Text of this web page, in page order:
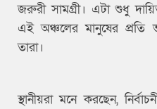
জরুরী সামগ্রী। এটা শুধু
এই অঞ্চলের মানুষের প্রতি
তারা।
স্থানীয়রা মনে করছেন,